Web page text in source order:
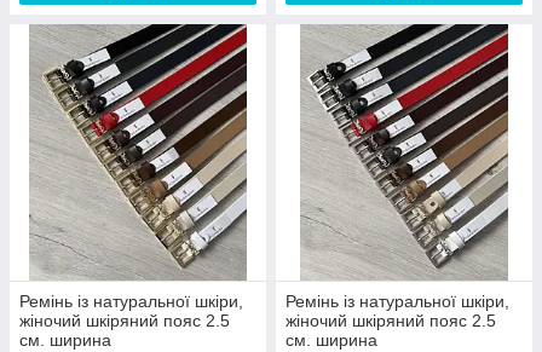
Ремінь із натуральної шкіри,
жіночий шкіряний пояс 2.5
см. ширина
Ремінь із натуральної шкіри,
жіночий шкіряний пояс 2.5
см. ширина